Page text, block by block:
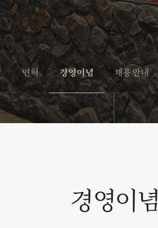
연혁 경영이념 채용안내
경영이념